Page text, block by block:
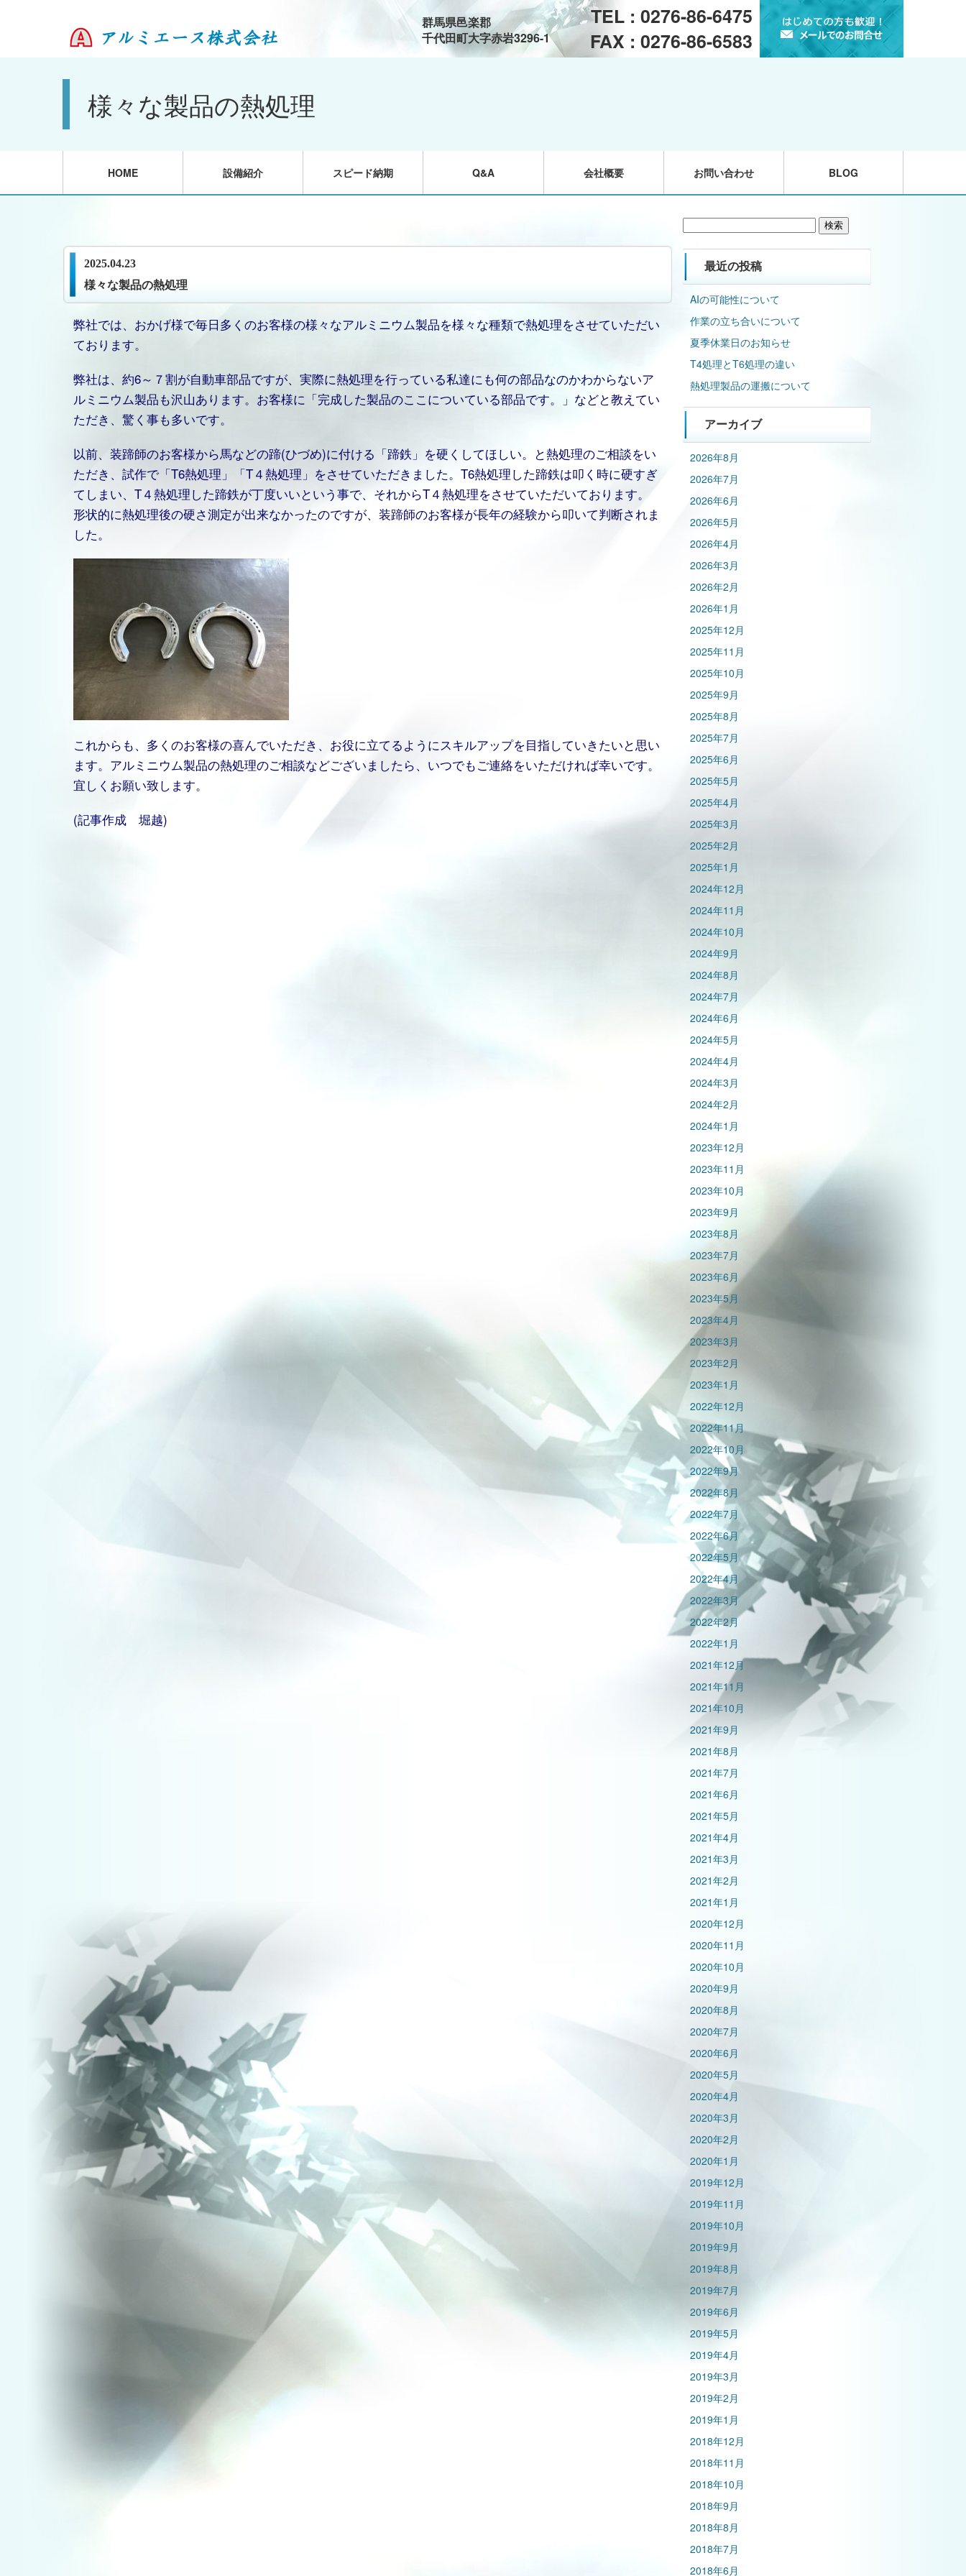
TEL : 0276-86-6475
FAX : 0276-86-6583
群馬県邑楽郡
千代田町大字赤岩3296-1
様々な製品の熱処理
HOME 設備紹介 スピード納期 Q&A 会社概要 お問い合わせ BLOG
2025.04.23
様々な製品の熱処理
弊社では、おかげ様で毎日多くのお客様の様々なアルミニウム製品を様々な種類で熱処理をさせていただい
ております。
弊社は、約6～７割が自動車部品ですが、実際に熱処理を行っている私達にも何の部品なのかわからないア
ルミニウム製品も沢山あります。お客様に「完成した製品のここについている部品です。」などと教えてい
ただき、驚く事も多いです。
以前、装蹄師のお客様から馬などの蹄(ひづめ)に付ける「蹄鉄」を硬くしてほしい。と熱処理のご相談をい
ただき、試作で「T6熱処理」「T４熱処理」をさせていただきました。T6熱処理した蹄鉄は叩く時に硬すぎ
てしまい、T４熱処理した蹄鉄が丁度いいという事で、それからT４熱処理をさせていただいております。
形状的に熱処理後の硬さ測定が出来なかったのですが、装蹄師のお客様が長年の経験から叩いて判断されま
した。
これからも、多くのお客様の喜んでいただき、お役に立てるようにスキルアップを目指していきたいと思い
ます。アルミニウム製品の熱処理のご相談などございましたら、いつでもご連絡をいただければ幸いです。
宜しくお願い致します。
(記事作成 堀越)
最近の投稿
AIの可能性について
作業の立ち合いについて
夏季休業日のお知らせ
T4処理とT6処理の違い
熱処理製品の運搬について
アーカイブ
2026年8月
2026年7月
2026年6月
2026年5月
2026年4月
2026年3月
2026年2月
2026年1月
2025年12月
2025年11月
2025年10月
2025年9月
2025年8月
2025年7月
2025年6月
2025年5月
2025年4月
2025年3月
2025年2月
2025年1月
2024年12月
2024年11月
2024年10月
2024年9月
2024年8月
2024年7月
2024年6月
2024年5月
2024年4月
2024年3月
2024年2月
2024年1月
2023年12月
2023年11月
2023年10月
2023年9月
2023年8月
2023年7月
2023年6月
2023年5月
2023年4月
2023年3月
2023年2月
2023年1月
2022年12月
2022年11月
2022年10月
2022年9月
2022年8月
2022年7月
2022年6月
2022年5月
2022年4月
2022年3月
2022年2月
2022年1月
2021年12月
2021年11月
2021年10月
2021年9月
2021年8月
2021年7月
2021年6月
2021年5月
2021年4月
2021年3月
2021年2月
2021年1月
2020年12月
2020年11月
2020年10月
2020年9月
2020年8月
2020年7月
2020年6月
2020年5月
2020年4月
2020年3月
2020年2月
2020年1月
2019年12月
2019年11月
2019年10月
2019年9月
2019年8月
2019年7月
2019年6月
2019年5月
2019年4月
2019年3月
2019年2月
2019年1月
2018年12月
2018年11月
2018年10月
2018年9月
2018年8月
2018年7月
2018年6月